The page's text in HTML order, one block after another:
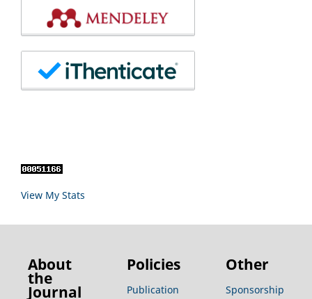
View My Stats
About
the
Journal
Policies
Publication
Other
Sponsorship